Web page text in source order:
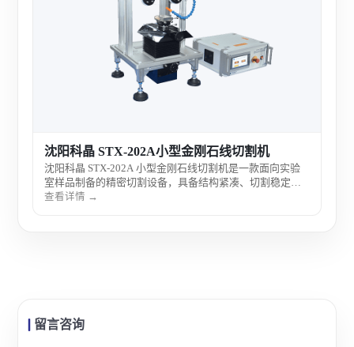
沈阳科晶 STX-202A小型金刚石线切割机
沈阳科晶 STX-202A 小型金刚石线切割机是一款面向实验
室样品制备的精密切割设备，具备结构紧凑、切割稳定与
操作灵活等特点，适用于多种硬脆材料的低损伤切割，广
查看详情 →
留言咨询